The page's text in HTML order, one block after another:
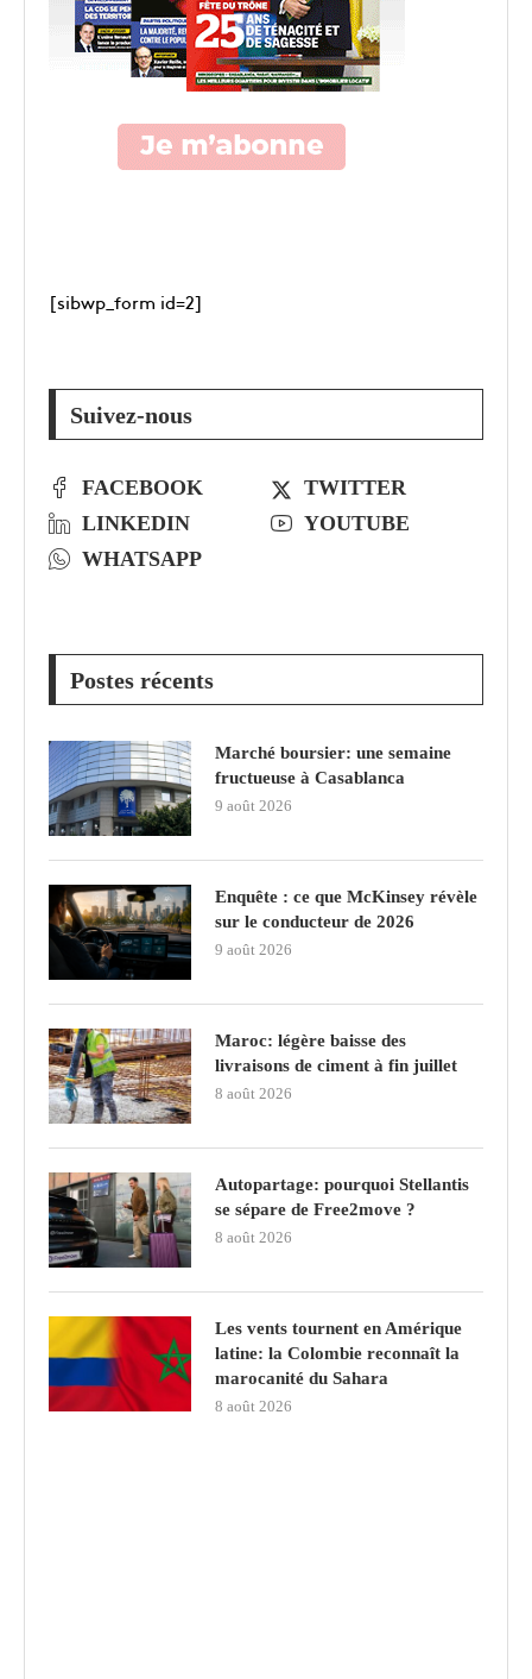
[sibwp_form id=2]
Suivez-nous
FACEBOOK
TWITTER
LINKEDIN
YOUTUBE
WHATSAPP
Postes récents
Marché boursier: une semaine
fructueuse à Casablanca
9 août 2026
Enquête : ce que McKinsey révèle
sur le conducteur de 2026
9 août 2026
Maroc: légère baisse des
livraisons de ciment à fin juillet
8 août 2026
Autopartage: pourquoi Stellantis
se sépare de Free2move ?
8 août 2026
Les vents tournent en Amérique
latine: la Colombie reconnaît la
marocanité du Sahara
8 août 2026